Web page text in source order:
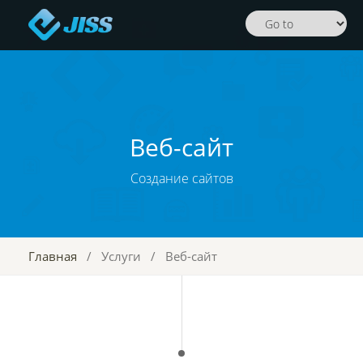
Веб-сайт
Создание сайтов
Главная / Услуги / Веб-сайт